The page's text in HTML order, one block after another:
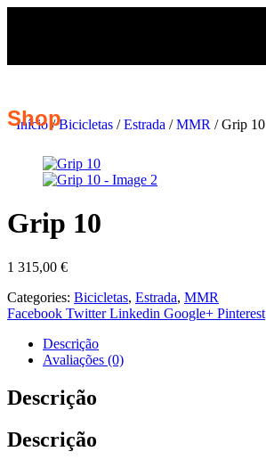
Shop
Início /Bicicletas /Estrada /MMR / Grip 10
Grip 10
1 315,00 €
Categories: Bicicletas, Estrada, MMR
Facebook Twitter Linkedin Google+ Pinterest
Descrição
Avaliações (0)
Descrição
Descrição